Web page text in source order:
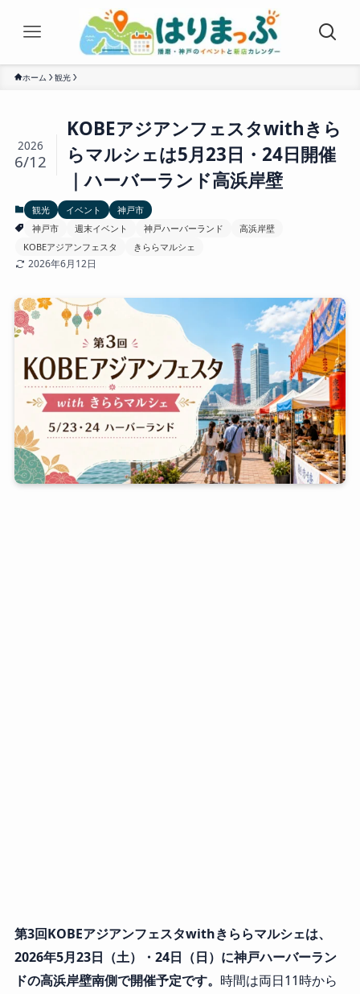
ホーム 観光
KOBEアジアンフェスタwithきら
らマルシェは5月23日・24日開催
｜ハーバーランド高浜岸壁
2026
6/12
観光 イベント
神戸市
神戸市
週末イベント 神戸ハーバーランド
高浜岸壁
KOBEアジアンフェスタ
きららマルシェ
2026年6月12日
第3回KOBEアジアンフェスタwithきららマルシェは、
2026年5月23日（土）・24日（日）に神戸ハーバーラン
ドの高浜岸壁南側で開催予定です。 時間は両日11時から